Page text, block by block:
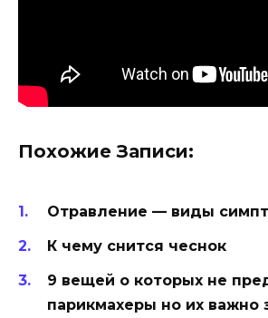
Похожие Записи:
Отравление — виды
К чему снится чеснок
9 вещей о которых не
парикмахеры но их важно